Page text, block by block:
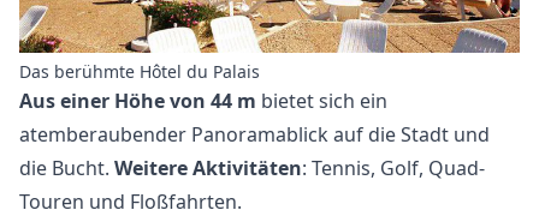
Das berühmte Hôtel du Palais
Aus einer Höhe von 44 m bietet sich ein
atemberaubender Panoramablick auf die Stadt und
die Bucht. Weitere Aktivitäten: Tennis, Golf, Quad-
Touren und Floßfahrten.